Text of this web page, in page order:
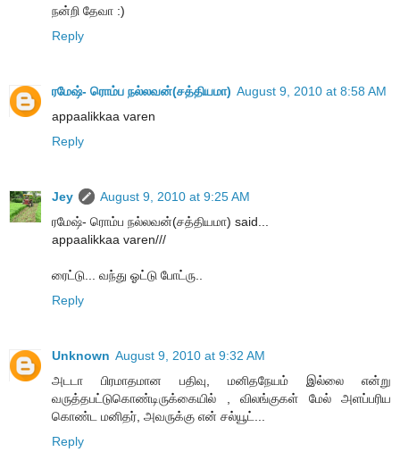
நன்றி தேவா :)
Reply
ரமேஷ்- ரொம்ப நல்லவன்(சத்தியமா) August 9, 2010 at 8:58 AM
appaalikkaa varen
Reply
Jey
August 9, 2010 at 9:25 AM
ரமேஷ்- ரொம்ப நல்லவன்(சத்தியமா) said...
appaalikkaa varen///
ரைட்டு... வந்து ஓட்டு போட்ரு..
Reply
Unknown August 9, 2010 at 9:32 AM
அடடா பிரமாதமான பதிவு, மனிதநேயம் இல்லை என்று
வருத்தபட்டுகொண்டிருக்கையில் , விலங்குகள் மேல் அளப்பரிய
கொண்ட மனிதர், அவருக்கு என் சல்யூட்...
Reply